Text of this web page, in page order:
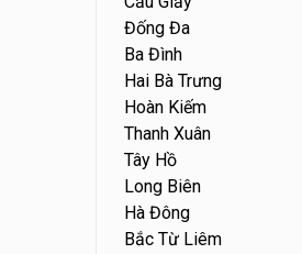
Đống Đa
Ba Đình
Hai Bà Trưng
Hoàn Kiếm
Thanh Xuân
Tây Hồ
Long Biên
Hà Đông
Bắc Từ Liêm